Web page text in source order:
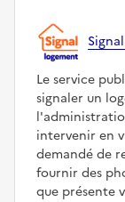
Le service
signaler un
intervenir en
demandé de
fournir des
que présente